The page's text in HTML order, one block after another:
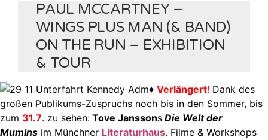
PAUL MCCARTNEY –
WINGS PLUS MAN (& BAND)
ON THE RUN – EXHIBITION
& TOUR
♦ Verlängert! Dank des
großen Publikums-Zuspruchs noch bis in den Sommer, bis
zum 31.7. zu sehen: Tove Janssons Die Welt der
Mumins im Münchner Literaturhaus. Filme & Workshops